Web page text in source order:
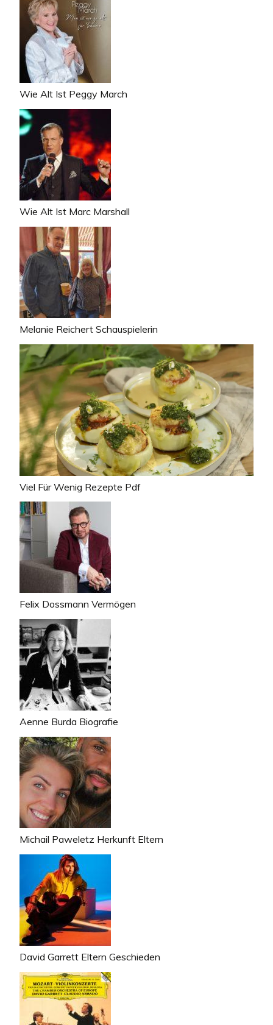
Wie Alt Ist Peggy March
Wie Alt Ist Marc Marshall
Melanie Reichert Schauspielerin
Viel Für Wenig Rezepte Pdf
Felix Dossmann Vermögen
Aenne Burda Biografie
Michail Paweletz Herkunft Eltern
David Garrett Eltern Geschieden